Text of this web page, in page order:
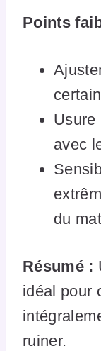
Points
Usure
avec
du
Résumé :
idéal pour
ruiner.